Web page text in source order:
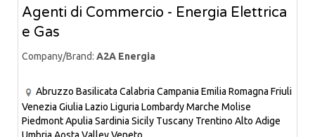
Agenti di Commercio - Energia Elettrica
e Gas
Company/Brand: A2A Energia
Abruzzo Basilicata Calabria Campania Emilia Romagna Friuli
Venezia Giulia Lazio Liguria LombardyMarche Molise
PiedmontApulia Sardinia Sicily Tuscany Trentino Alto Adige
Umbria Aosta ValleyVeneto